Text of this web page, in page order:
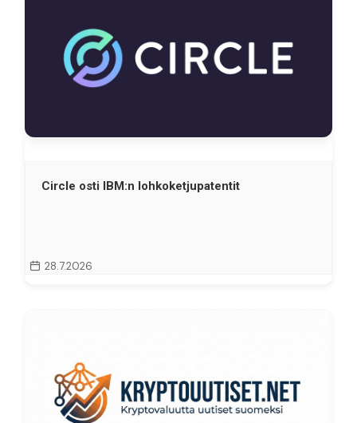
Circle osti IBM:n lohkoketjupatentit
28.7.2026